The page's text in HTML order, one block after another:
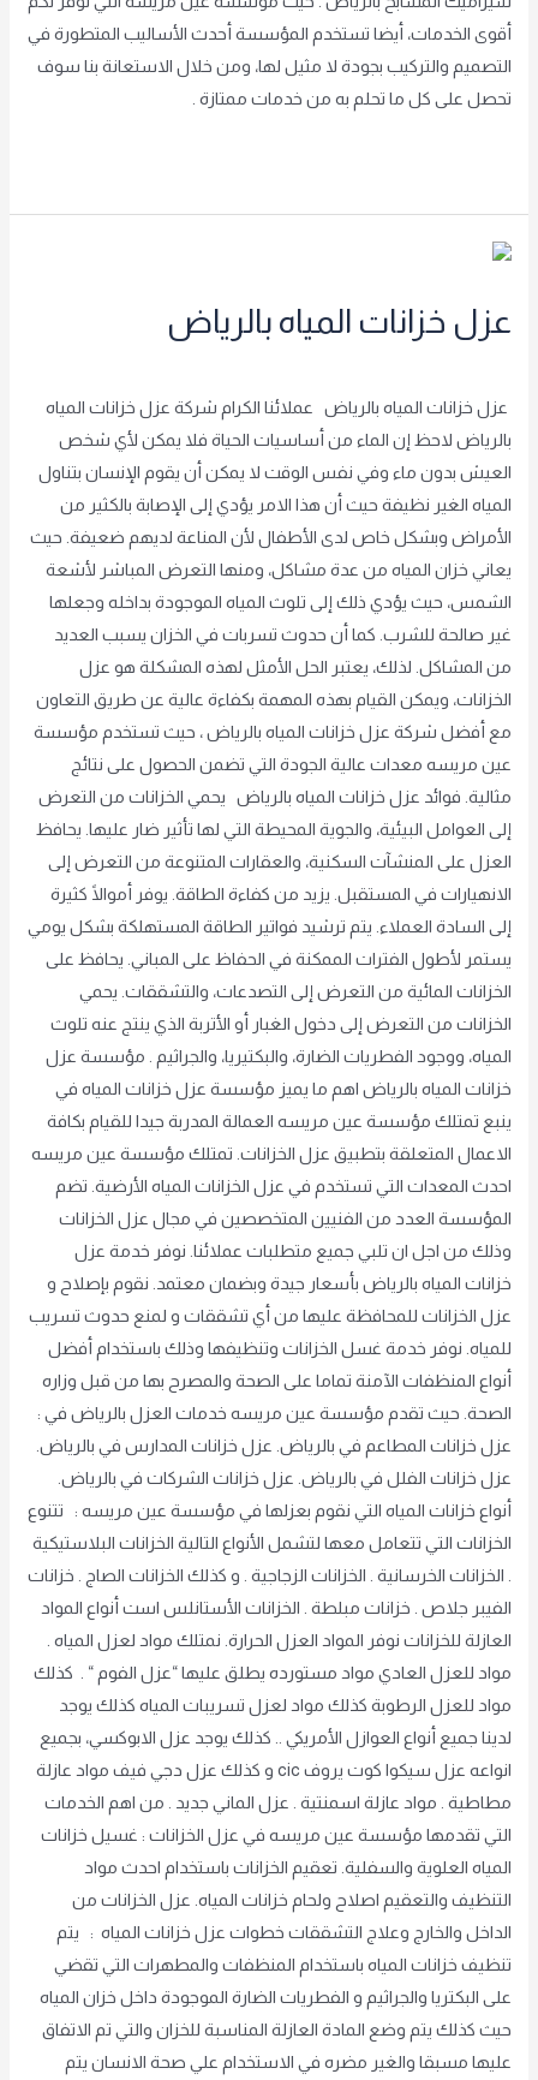
أقوى الخدمات، أيضا تستخدم المؤسسة أحدث الأساليب المتطورة في
التصميم والتركيب بجودة لا مثيل لها، ومن خلال الاستعانة بنا سوف
تحصل على كل ما تحلم به من خدمات ممتازة .
عزل خزانات المياه بالرياض
عزل خزانات المياه بالرياض عملائنا الكرام شركة عزل خزانات المياه
بالرياض لاحظ إن الماء من أساسيات الحياة فلا يمكن لأي شخص
العيش بدون ماء وفي نفس الوقت لا يمكن أن يقوم الإنسان بتناول
المياه الغير نظيفة حيث أن هذا الامر يؤدي إلى الإصابة بالكثير من
الأمراض وبشكل خاص لدى الأطفال لأن المناعة لديهم ضعيفة. حيث
يعاني خزان المياه من عدة مشاكل، ومنها التعرض المباشر لأشعة
الشمس، حيث يؤدي ذلك إلى تلوث المياه الموجودة بداخله وجعلها
غير صالحة للشرب. كما أن حدوث تسربات في الخزان يسبب العديد
من المشاكل. لذلك، يعتبر الحل الأمثل لهذه المشكلة هو عزل
الخزانات، ويمكن القيام بهذه المهمة بكفاءة عالية عن طريق التعاون
مع أفضل شركة عزل خزانات المياه بالرياض ، حيث تستخدم مؤسسة
عين مريسه معدات عالية الجودة التي تضمن الحصول على نتائج
مثالية. فوائد عزل خزانات المياه بالرياض يحمي الخزانات من التعرض
إلى العوامل البيئية، والجوية المحيطة التي لها تأثير ضار عليها. يحافظ
العزل على المنشآت السكنية، والعقارات المتنوعة من التعرض إلى
الانهيارات في المستقبل. يزيد من كفاءة الطاقة. يوفر أموالًا كثيرة
إلى السادة العملاء. يتم ترشيد فواتير الطاقة المستهلكة بشكل يومي
يستمر لأطول الفترات الممكنة في الحفاظ على المباني. يحافظ على
الخزانات المائية من التعرض إلى التصدعات، والتشققات. يحمي
الخزانات من التعرض إلى دخول الغبار أو الأتربة الذي ينتج عنه تلوث
المياه، ووجود الفطريات الضارة، والبكتيريا، والجراثيم . مؤسسة عزل
خزانات المياه بالرياض اهم ما يميز مؤسسة عزل خزانات المياه في
ينبع تمتلك مؤسسة عين مريسه العمالة المدربة جيدا للقيام بكافة
الاعمال المتعلقة بتطبيق عزل الخزانات. تمتلك مؤسسة عين مريسه
احدث المعدات التي تستخدم في عزل الخزانات المياه الأرضية. تضم
المؤسسة العدد من الفنيين المتخصصين في مجال عزل الخزانات
وذلك من اجل ان تلبي جميع متطلبات عملائنا. نوفر خدمة عزل
خزانات المياه بالرياض بأسعار جيدة وبضمان معتمد. نقوم بإصلاح و
عزل الخزانات للمحافظة عليها من أي تشققات و لمنع حدوث تسريب
للمياه. نوفر خدمة غسل الخزانات وتنظيفها وذلك باستخدام أفضل
أنواع المنظفات الآمنة تماما على الصحة والمصرح بها من قبل وزاره
الصحة. حيث تقدم مؤسسة عين مريسه خدمات العزل بالرياض في :
عزل خزانات المطاعم في بالرياض. عزل خزانات المدارس في بالرياض.
عزل خزانات الفلل في بالرياض. عزل خزانات الشركات في بالرياض.
أنواع خزانات المياه التي نقوم بعزلها في مؤسسة عين مريسه : تتنوع
الخزانات التي تتعامل معها لتشمل الأنواع التالية الخزانات البلاستيكية
. الخزانات الخرسانية . الخزانات الزجاجية . و كذلك الخزانات الصاج . خزانات
الفيبر جلاص . خزانات مبلطة . الخزانات الأستانلس است أنواع المواد
العازلة للخزانات نوفر المواد العزل الحرارة. نمتلك مواد لعزل المياه .
مواد للعزل العادي مواد مستورده يطلق عليها “عزل الفوم “ . كذلك
مواد للعزل الرطوبة كذلك مواد لعزل تسريبات المياه كذلك يوجد
لدينا جميع أنواع العوازل الأمريكي .. كذلك يوجد عزل الابوكسي، بجميع
انواعه عزل سيكوا كوت يروف cic و كذلك عزل دجي فيف مواد عازلة
مطاطية . مواد عازلة اسمنتية . عزل الماني جديد . من اهم الخدمات
التي تقدمها مؤسسة عين مريسه في عزل الخزانات : غسيل خزانات
المياه العلوية والسفلية. تعقيم الخزانات باستخدام احدث مواد
التنظيف والتعقيم اصلاح ولحام خزانات المياه. عزل الخزانات من
الداخل والخارج وعلاج التشققات خطوات عزل خزانات المياه : يتم
تنظيف خزانات المياه باستخدام المنظفات والمطهرات التي تقضي
على البكتريا والجراثيم و الفطريات الضارة الموجودة داخل خزان المياه
حيث كذلك يتم وضع المادة العازلة المناسبة للخزان والتي تم الاتفاق
عليها مسبقا والغير مضره في الاستخدام علي صحة الانسان يتم
عزل
المياه